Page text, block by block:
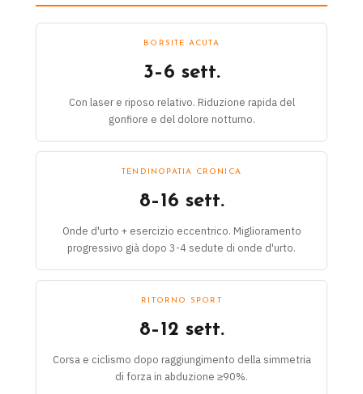
BORSITE ACUTA
3–6 sett.
Con laser e riposo relativo. Riduzione rapida del
gonfiore e del dolore notturno.
TENDINOPATIA CRONICA
8–16 sett.
Onde d'urto + esercizio eccentrico. Miglioramento
progressivo già dopo 3-4 sedute di onde d'urto.
RITORNO SPORT
8–12 sett.
Corsa e ciclismo dopo raggiungimento della simmetria
di forza in abduzione ≥90%.